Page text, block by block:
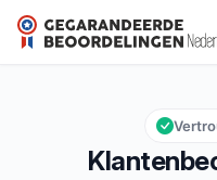
tompress.com
Algemene beoordeling: 9,3
9,3/10